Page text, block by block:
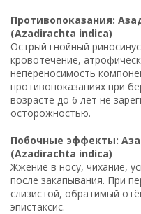
Противопоказания:
(Azadirachta indica)
Острый гнойный
кровотечение,
непереносимость
противопоказаниях при
возрасте до 6 лет не
осторожностью.
Побочные эффекты:
(Azadirachta indica)
Жжение в носу, чихание,
после закапывания. При
слизистой, обратимый
эпистаксис.